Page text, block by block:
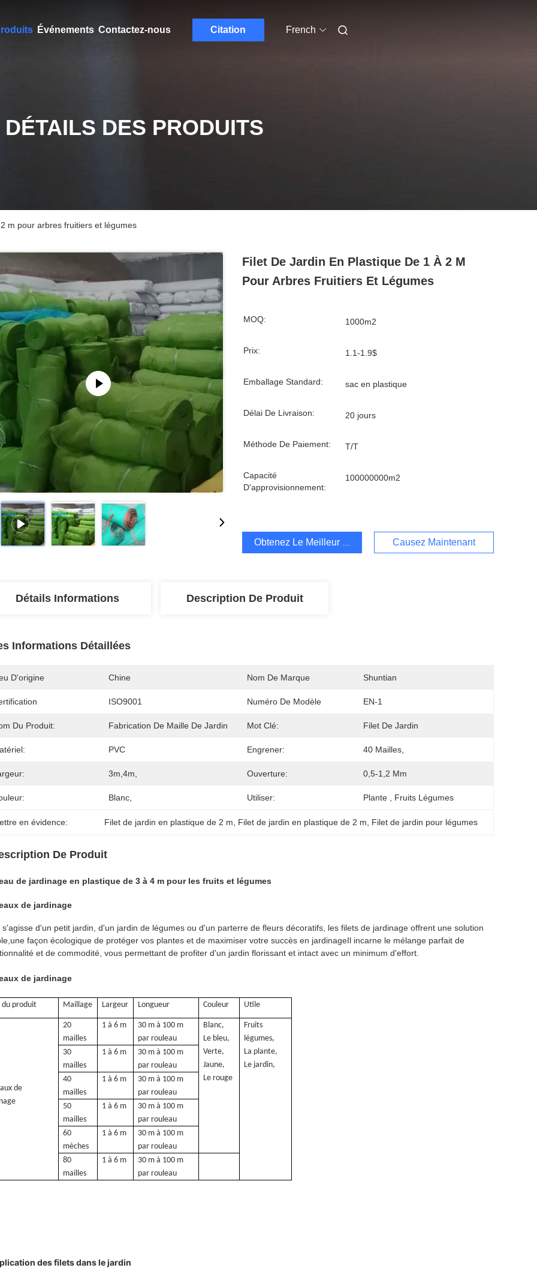
Événements Contactez-nous Citation French
DÉTAILS DES PRODUITS
m pour arbres fruitiers et légumes
Filet De Jardin En Plastique De 1 À 2 M
Pour Arbres Fruitiers Et Légumes
MOQ: 1000m2
Prix: 1.1-1.9$
Emballage Standard: sac en plastique
Délai De Livraison: 20 jours
Méthode De Paiement: T/T
Capacité
D'approvisionnement:
100000000m2
Obtenez Le Meilleur Prix Causez Maintenant
Détails Informations Description De Produit
Informations Détaillées
D'origine Chine Nom De Marque Shuntian
ISO9001 Numéro De Modèle EN-1
Du Produit: Fabrication De Maille De Jardin Mot Clé: Filet De Jardin
PVC Engrener: 40 Mailles,
3m,4m, Ouverture: 0,5-1,2 Mm
Blanc, Utiliser: Plante , Fruits Légumes
en évidence: Filet de jardin en plastique de 2 m Filet de jardin en plastique de 2 m Filet de jardin pour légumes
De Produit
de jardinage en plastique de 3 à 4 m pour les fruits et légumes
de jardinage
s'agisse d'un petit jardin, d'un jardin de légumes ou d'un parterre de fleurs décoratifs, les filets de jardinage offrent une solution
façon écologique de protéger vos plantes et de maximiser votre succès en jardinageIl incarne le mélange parfait de
et de commodité, vous permettant de profiter d'un jardin florissant et intact avec un minimum d'effort.
de jardinage
du produit Maillage Largeur Longueur Couleur Utile
de
20
mailles
1 à 6 m
30 m à 100 m
par rouleau
Blanc,
Le bleu,
Verte,
Jaune,
Le rouge
Fruits
légumes,
La plante,
Le jardin,
30
mailles
1 à 6 m
30 m à 100 m
par rouleau
40
mailles
1 à 6 m
30 m à 100 m
par rouleau
50
mailles
1 à 6 m
30 m à 100 m
par rouleau
60
mèches
1 à 6 m
30 m à 100 m
par rouleau
80
mailles
1 à 6 m
30 m à 100 m
par rouleau
des filets dans le jardin